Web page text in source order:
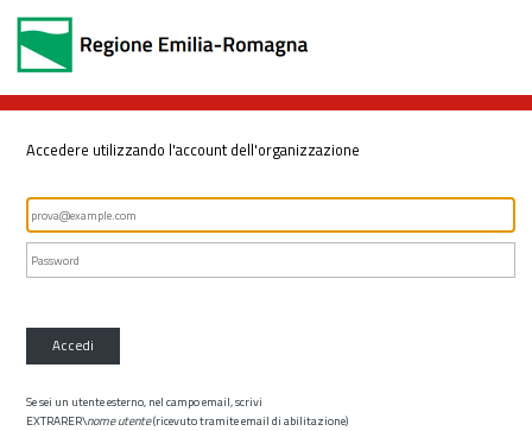
Accedere utilizzando l'account dell'organizzazione
Accedi
Se sei un utente esterno, nel campo email, scrivi
EXTRARER\nome utente(ricevuto tramite email di abilitazione)